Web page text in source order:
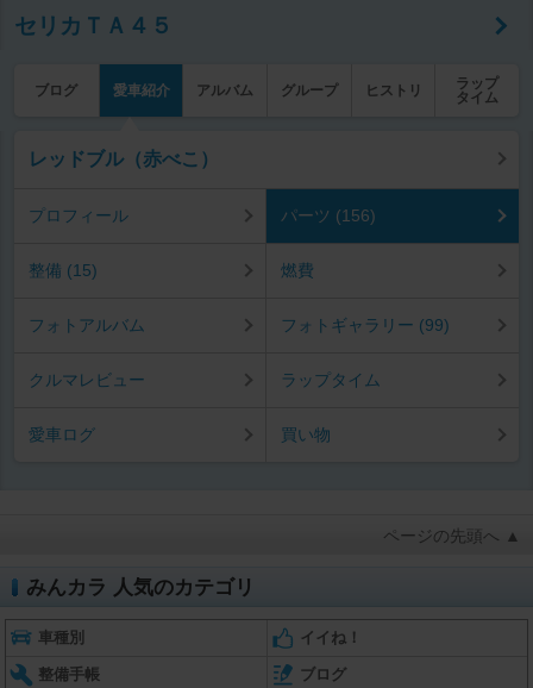
セリカＴＡ４５
ブログ 愛車紹介 アルバム グループ ヒストリ
ラップ
タイム
レッドブル（赤べこ）
プロフィール パーツ (156)
整備 (15) 燃費
フォトアルバム フォトギャラリー (99)
クルマレビュー ラップタイム
愛車ログ 買い物
ページの先頭へ ▲
みんカラ 人気のカテゴリ
車種別 イイね！
整備手帳 ブログ